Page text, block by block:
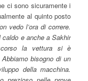
ci sono sicuramente i
al quinto posto
vedo l’ora di correre.
e anche a Sakhir
la vettura si è
bisogno di un
della macchina.